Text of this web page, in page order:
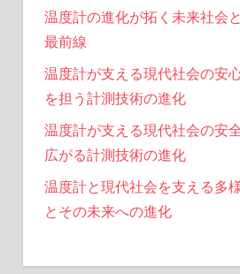
温度計の進化が拓く未来社会
最前線
温度計が支える現代社会の安
を担う計測技術の進化
温度計が支える現代社会の安
広がる計測技術の進化
温度計と現代社会を支える多
とその未来への進化